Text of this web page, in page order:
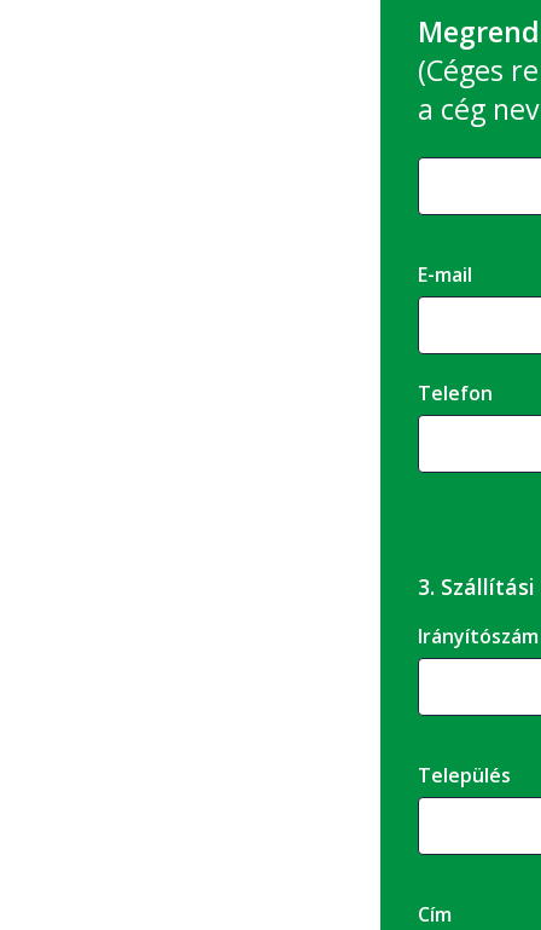
(Céges
a cég
E-mail
Telefon
3.
Irányítószám
Település
Cím